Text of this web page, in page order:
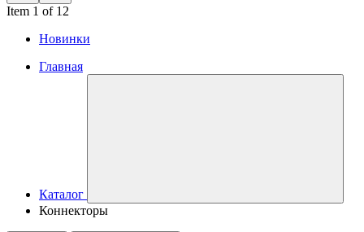
Item 1 of 12
Новинки
Главная
Каталог
Коннекторы